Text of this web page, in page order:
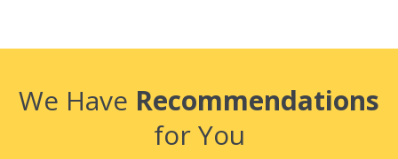
We Have Recommendations
for You